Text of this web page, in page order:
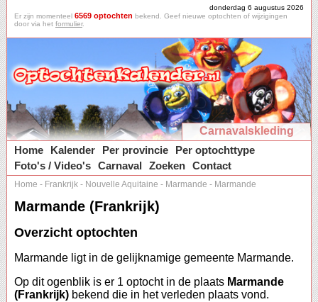
donderdag 6 augustus 2026
Er zijn momenteel 6569 optochten bekend. Geef nieuwe optochten of wijzigingen
door via het formulier.
Carnavalskleding
Home
Kalender Per provincie
Per optochttype
Foto's / Video's Carnaval Zoeken Contact
Home - Frankrijk - Nouvelle Aquitaine - Marmande - Marmande
Marmande (Frankrijk)
Overzicht optochten
Marmande ligt in de gelijknamige gemeente Marmande.
Op dit ogenblik is er 1 optocht in de plaats Marmande
(Frankrijk) bekend die in het verleden plaats vond.